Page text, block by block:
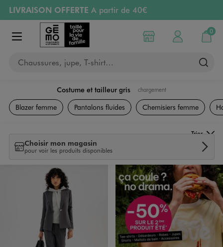
Aller au contenu principal
Aller à la navigation
LIVRAISON OFFERTE A partir de 40€
RETRAIT ET LIVRAISON OFFERTE
en magasin
PAYEZ EN 3x SANS FRAIS
Retours OFFERTS
pendant 30 jours
Afficher le menu
Chaussures, jupe, T-shirt…
Choisir mon magasin
Mon compte
0
Mon
Costume et tailleur gris chargement
Vêtements
Blazer femme Pantalons fluides Chemisiers femme
Choisir mon magasin
pour voir les produits disponibles
Trier